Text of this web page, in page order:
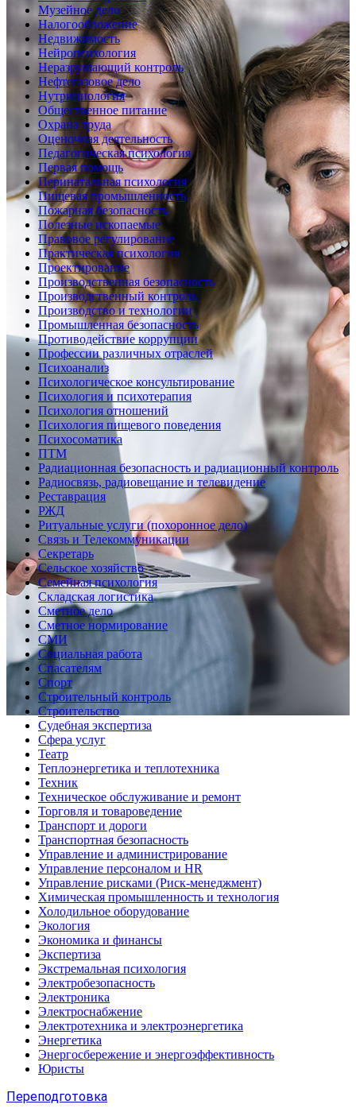
Музейное дело
Налогообложение
Недвижимость
Нейропсихология
Неразрушающий контроль
Нефтегазовое дело
Нутрициология
Общественное питание
Охрана труда
Оценочная деятельность
Педагогическая психология
Первая помощь
Перинатальная психология
Пищевая промышленность
Пожарная безопасность
Полезные ископаемые
Правовое регулирование
Практическая психология
Проектирование
Производственная безопасность
Производственный контроль
Производство и технологии
Промышленная безопасность
Противодействие коррупции
Профессии различных отраслей
Психоанализ
Психологическое консультирование
Психология и психотерапия
Психология отношений
Психология пищевого поведения
Психосоматика
ПТМ
Радиационная безопасность и радиационный контроль
Радиосвязь, радиовещание и телевидение
Реставрация
РЖД
Ритуальные услуги (похоронное дело)
Связь и Телекоммуникации
Секретарь
Сельское хозяйство
Семейная психология
Складская логистика
Сметное дело
Сметное нормирование
СМИ
Социальная работа
Спасателям
Спорт
Строительный контроль
Строительство
Судебная экспертиза
Сфера услуг
Театр
Теплоэнергетика и теплотехника
Техник
Техническое обслуживание и ремонт
Торговля и товароведение
Транспорт и дороги
Транспортная безопасность
Управление и администрирование
Управление персоналом и HR
Управление рисками (Риск-менеджмент)
Химическая промышленность и технология
Холодильное оборудование
Экология
Экономика и финансы
Экспертиза
Экстремальная психология
Электробезопасность
Электроника
Электроснабжение
Электротехника и электроэнергетика
Энергетика
Энергосбережение и энергоэффективность
Юристы
Переподготовка